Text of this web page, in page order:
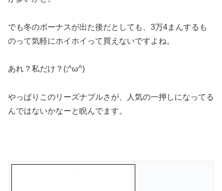
でも冬のボーナスが出た後だとしても、3万4まんするも
のって気軽にホイホイって買えないですよね。
あれ？私だけ？(;^ω^)
やっぱりこのリーズナブルさが、人気の一押しになってる
んではないかなーと睨んでます。